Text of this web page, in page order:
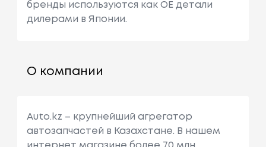
бренды используются как ОЕ детали
дилерами в Японии.
О компании
Auto.kz – крупнейший агрегатор
автозапчастей в Казахстане. В нашем